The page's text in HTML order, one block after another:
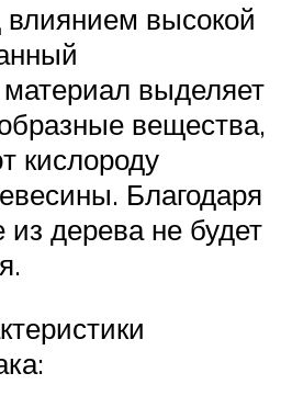
влиянием высокой
выделяет
вещества,
кислороду
Благодаря
дерева не будет